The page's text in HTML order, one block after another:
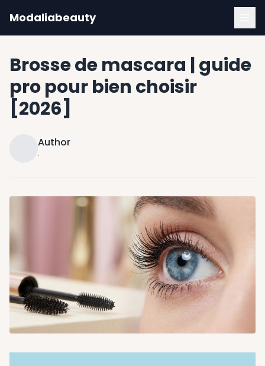
Modaliabeauty
Brosse de mascara | guide
pro pour bien choisir
[2026]
Author
·